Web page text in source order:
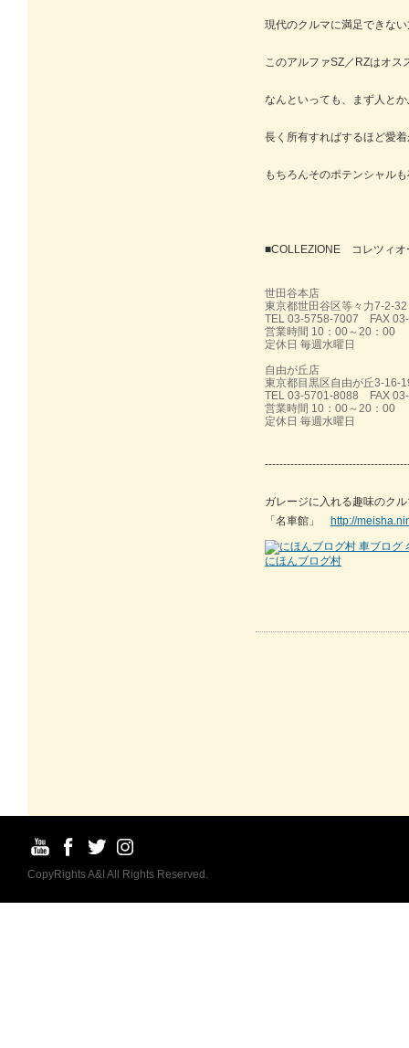
現代のクルマに満足できな
このアルファSZ／RZはオス
なんといっても、まず人と
長く所有すればするほど愛
もちろんそのポテンシャル
■COLLEZIONE コレツィ
世田谷本店
東京都世田谷区等々力7-2-32
TEL 03-5758-7007 FAX
営業時間 10：00～20：00
定休日 毎週水曜日
自由が丘店
東京都目黒区自由が丘3-16-
TEL 03-5701-8088 FAX
営業時間 10：00～20：00
定休日 毎週水曜日
ガレージに入れる趣味のク
「名車館」 http://
にほんブログ村
CopyRights A&I All Rights Reserved.